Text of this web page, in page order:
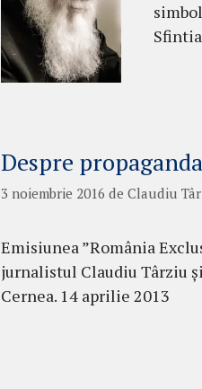
Despre
3 noiembrie 2016 de Claudiu
Emisiunea ”România
jurnalistul Claudiu Târziu
Cernea. 14 aprilie 2013